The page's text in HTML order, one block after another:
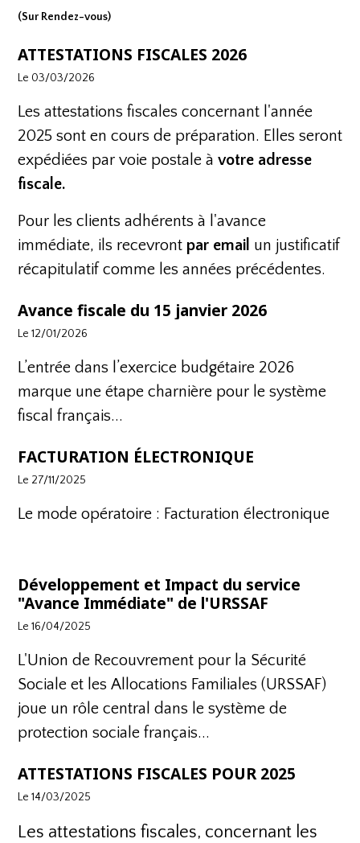
(Sur Rendez-vous)
ATTESTATIONS FISCALES 2026
Le 03/03/2026
Les attestations fiscales concernant l'année
2025 sont en cours de préparation. Elles seront
expédiées par voie postale à votre adresse
fiscale.
Pour les clients adhérents à l'avance
immédiate, ils recevront par email un justificatif
récapitulatif comme les années précédentes.
Avance fiscale du 15 janvier 2026
Le 12/01/2026
L’entrée dans l’exercice budgétaire 2026
marque une étape charnière pour le système
fiscal français...
FACTURATION ÉLECTRONIQUE
Le 27/11/2025
Le mode opératoire : Facturation électronique
Développement et Impact du service
"Avance Immédiate" de l'URSSAF
Le 16/04/2025
L'Union de Recouvrement pour la Sécurité
Sociale et les Allocations Familiales (URSSAF)
joue un rôle central dans le système de
protection sociale français...
ATTESTATIONS FISCALES POUR 2025
Le 14/03/2025
Les attestations fiscales, concernant les